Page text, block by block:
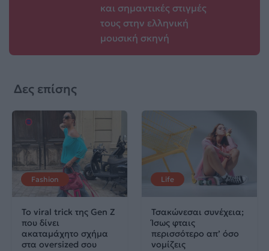
και σημαντικές στιγμές
τους στην ελληνική
μουσική σκηνή
Δες επίσης
Fashion
Το viral trick της Gen Z
που δίνει
ακαταμάχητο σχήμα
στα oversized σου
Life
Τσακώνεσαι συνέχεια;
Ίσως φταις
περισσότερο απ’ όσο
νομίζεις